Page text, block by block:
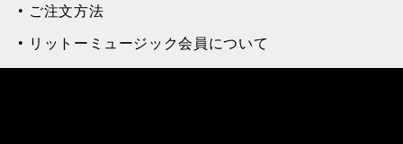
ご注文方法
リットーミュージック会員について